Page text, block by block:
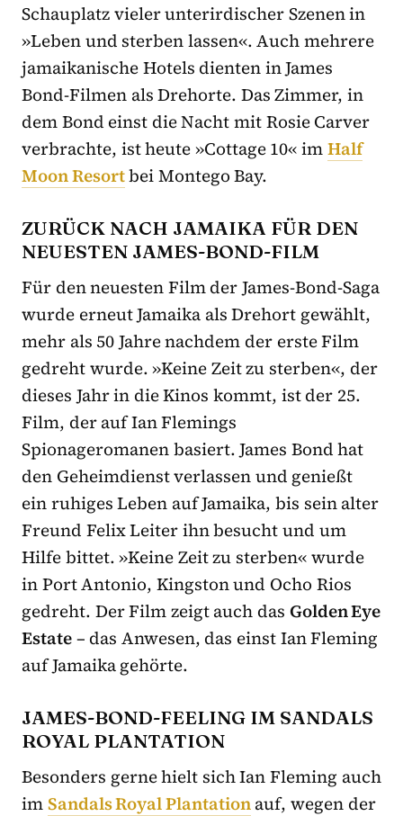
Schauplatz vieler unterirdischer Szenen in
»Leben und sterben lassen«. Auch mehrere
jamaikanische Hotels dienten in James
Bond-Filmen als Drehorte. Das Zimmer, in
dem Bond einst die Nacht mit Rosie Carver
verbrachte, ist heute »Cottage 10« imHalf
Moon Resortbei Montego Bay.
ZURÜCK NACH JAMAIKA FÜR DEN
NEUESTEN JAMES-BOND-FILM
Für den neuesten Film der James-Bond-Saga
wurde erneut Jamaika als Drehort gewählt,
mehr als 50 Jahre nachdem der erste Film
gedreht wurde. »Keine Zeit zu sterben«, der
dieses Jahr in die Kinos kommt, ist der 25.
Film, der auf Ian Flemings
Spionageromanen basiert. James Bond hat
den Geheimdienst verlassen und genießt
ein ruhiges Leben auf Jamaika, bis sein alter
Freund Felix Leiter ihn besucht und um
Hilfe bittet. »Keine Zeit zu sterben« wurde
in Port Antonio, Kingston und Ocho Rios
gedreht. Der Film zeigt auch das Golden Eye
Estate– das Anwesen, das einst Ian Fleming
auf Jamaika gehörte.
JAMES-BOND-FEELING IM SANDALS
ROYAL PLANTATION
Besonders gerne hielt sich Ian Fleming auch
imSandals Royal Plantationauf, wegen der